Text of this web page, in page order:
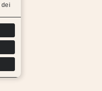
dei
con materiali
a rigorosi
possiamo
della garanzia.